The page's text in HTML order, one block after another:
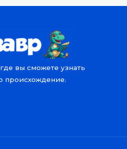
вы сможете узнать
происхождение.